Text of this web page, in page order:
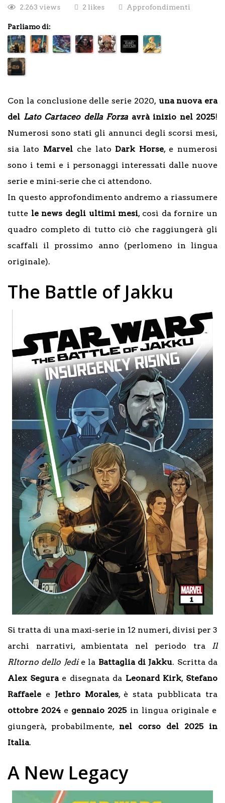
2.263 views
2 likes Approfondimenti
Parliamo di:
Con la conclusione delle serie 2020,una nuova era
del Lato Cartaceo della Forzaavrà inizio nel 2025!
Numerosi sono stati gli annunci degli scorsi mesi,
sia lato Marvelche lato Dark Horse, e numerosi
sono i temi e i personaggi interessati dalle nuove
serie e mini-serie che ci attendono.
In questo approfondimento andremo a riassumere
tutte le news degli ultimi mesi, così da fornire un
quadro completo di tutto ciò che raggiungerà gli
scaffali il prossimo anno (perlomeno in lingua
originale).
The Battle of Jakku
Si tratta di una maxi-serie in 12 numeri, divisi per 3
archi narrativi, ambientata nel periodo tra Il
RItorno dello Jedie la Battaglia di Jakku. Scritta da
Alex Segurae disegnata da Leonard Kirk, Stefano
Raffaele e Jethro Morales, è stata pubblicata tra
ottobre 2024 e gennaio 2025 in lingua originale e
giungerà, probabilmente, nel corso del 2025 in
Italia.
A New Legacy